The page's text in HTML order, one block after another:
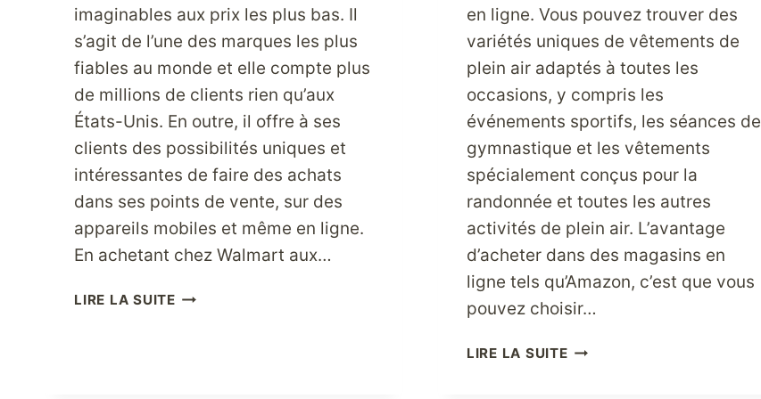
imaginables aux prix les plus bas. Il
s’agit de l’une des marques les plus
fiables au monde et elle compte plus
de millions de clients rien qu’aux
États-Unis. En outre, il offre à ses
clients des possibilités uniques et
intéressantes de faire des achats
dans ses points de vente, sur des
appareils mobiles et même en ligne.
En achetant chez Walmart aux…
LIRE LA SUITETROUVEZ
en ligne. Vous pouvez trouver des
variétés uniques de vêtements de
plein air adaptés à toutes les
occasions, y compris les
événements sportifs, les séances de
gymnastique et les vêtements
spécialement conçus pour la
randonnée et toutes les autres
activités de plein air. L’avantage
d’acheter dans des magasins en
ligne tels qu’Amazon, c’est que vous
pouvez choisir…
LIRE LA SUITEACHETEZ